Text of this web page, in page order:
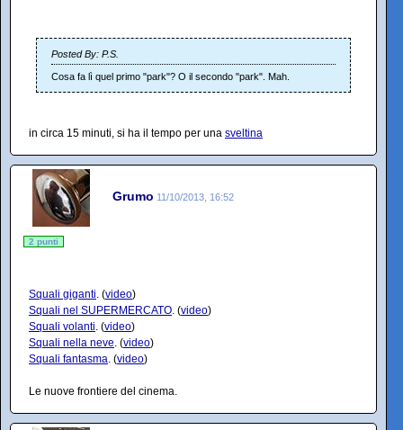
Posted By: P.S.
Cosa fa lì quel primo "park"? O il secondo "park". Mah.
in circa 15 minuti, si ha il tempo per una sveltina
Grumo 11/10/2013, 16:52
2 punti
Squali giganti. (video)
Squali nel SUPERMERCATO. (video)
Squali volanti. (video)
Squali nella neve. (video)
Squali fantasma. (video)
Le nuove frontiere del cinema.